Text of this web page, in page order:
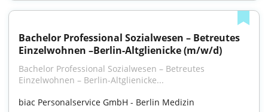
Bachelor Professional Sozialwesen – Betreutes
Einzelwohnen –Berlin-Altglienicke (m/w/d)
Bachelor Professional Sozialwesen – Betreutes
Einzelwohnen – Berlin-Altglienicke...
biac Personalservice GmbH - Berlin Medizin